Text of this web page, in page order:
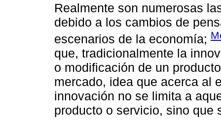
Realmente son numerosas
debido a los cambios de
escenarios de la economía;
que, tradicionalmente la
o modificación de un
mercado, idea que acerca al
innovación no se limita a
producto o servicio, sino que